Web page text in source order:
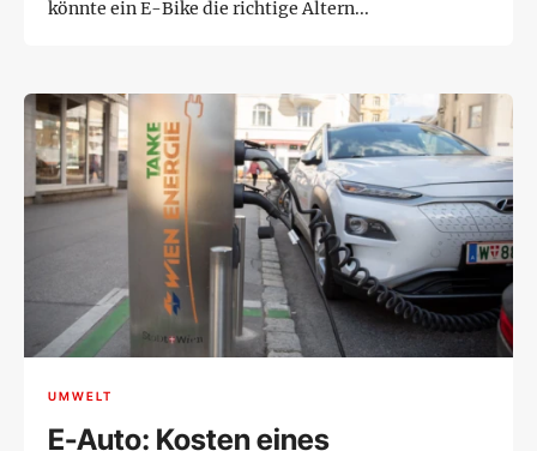
könnte ein E-Bike die richtige Altern...
UMWELT
E-Auto: Kosten eines